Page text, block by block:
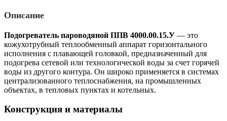
Описание
Подогреватель пароводяной ППВ 4000.00.15.У — это
кожухотрубный теплообменный аппарат горизонтального
исполнения с плавающей головкой, предназначенный для
подогрева сетевой или технологической воды за счет горячей
воды из другого контура. Он широко применяется в системах
централизованного теплоснабжения, на промышленных
объектах, в тепловых пунктах и котельных.
Конструкция и материалы